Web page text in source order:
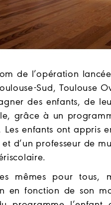
de l’opération
Sud, Toulouse
des enfants, de
grâce à un
enfants ont appris
d’un professeur de
mêmes pour
en fonction de son